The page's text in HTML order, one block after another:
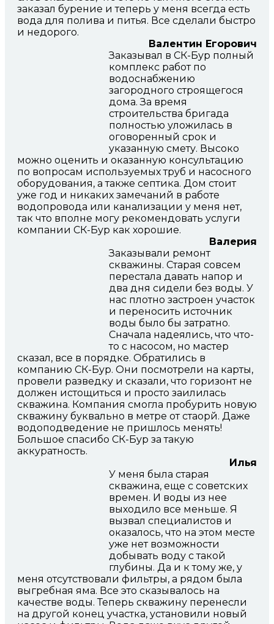
заказал бурение и теперь у меня всегда есть
вода для полива и питья. Все сделали быстро
и недорого.
Валентин Егорович
Заказывал в СК-Бур полный
комплекс работ по
водоснабжению
загородного строящегося
дома. За время
строительства бригада
полностью уложилась в
оговоренный срок и
указанную смету. Высоко
можно оценить и оказанную консультацию
по вопросам используемых труб и насосного
оборудования, а также септика. Дом стоит
уже год и никаких замечаний в работе
водопровода или канализации у меня нет,
так что вполне могу рекомендовать услуги
компании СК-Бур как хорошие.
Валерия
Заказывали ремонт
скважины. Старая совсем
перестала давать напор и
два дня сидели без воды. У
нас плотно застроен участок
и переносить источник
воды было бы затратно.
Сначала надеялись, что что-
то с насосом, но мастер
сказал, все в порядке. Обратились в
компанию СК-Бур. Они посмотрели на карты,
провели разведку и сказали, что горизонт не
должен истощиться и просто заилилась
скважина. Компания смогла пробурить новую
скважину буквально в метре от стаорй. Даже
водоподведение не пришлось менять!
Большое спасибо СК-Бур за такую
аккуратность.
Илья
У меня была старая
скважина, еще с советских
времен. И воды из нее
выходило все меньше. Я
вызвал специалистов и
оказалось, что на этом месте
уже нет возможности
добывать воду с такой
глубины. Да и к тому же, у
меня отсутствовали фильтры, а рядом была
выгребная яма. Все это сказывалось на
качестве воды. Теперь скважину перенесли
на другой конец участка, установили новый